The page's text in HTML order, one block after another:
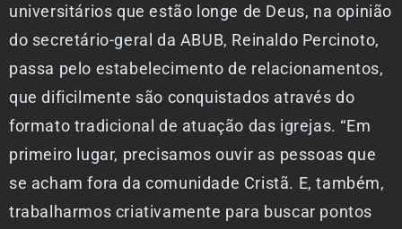
universitários que estão longe de Deus, na opinião
do secretário-geral da ABUB, Reinaldo Percinoto,
passa pelo estabelecimento de relacionamentos,
que dificilmente são conquistados através do
formato tradicional de atuação das igrejas. “Em
primeiro lugar, precisamos ouvir as pessoas que
se acham fora da comunidade Cristã. E, também,
trabalharmos criativamente para buscar pontos